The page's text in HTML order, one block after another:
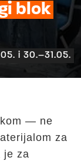
blok
i 30.–31.05.
— ne
za
je za